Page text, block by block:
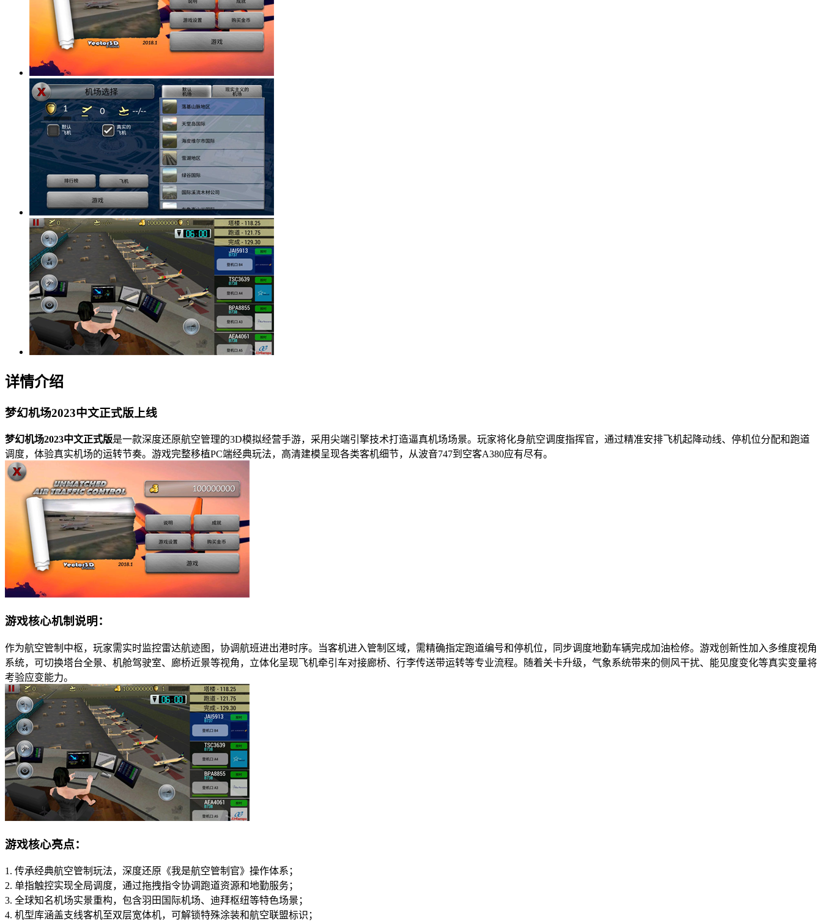
详情介绍
梦幻机场2023中文正式版上线
梦幻机场2023中文正式版是一款深度还原航空管理的3D模拟经营手游，采用尖端引擎技术打造逼真机场场景。玩家将化身航空调度指挥官，通过精准安排飞机起降动线、停机位分配和跑道
调度，体验真实机场的运转节奏。游戏完整移植PC端经典玩法，高清建模呈现各类客机细节，从波音747到空客A380应有尽有。
游戏核心机制说明：
作为航空管制中枢，玩家需实时监控雷达航迹图，协调航班进出港时序。当客机进入管制区域，需精确指定跑道编号和停机位，同步调度地勤车辆完成加油检修。游戏创新性加入多维度视角
系统，可切换塔台全景、机舱驾驶室、廊桥近景等视角，立体化呈现飞机牵引车对接廊桥、行李传送带运转等专业流程。随着关卡升级，气象系统带来的侧风干扰、能见度变化等真实变量将
考验应变能力。
游戏核心亮点：
1. 传承经典航空管制玩法，深度还原《我是航空管制官》操作体系；
2. 单指触控实现全局调度，通过拖拽指令协调跑道资源和地勤服务；
3. 全球知名机场实景重构，包含羽田国际机场、迪拜枢纽等特色场景；
4. 机型库涵盖支线客机至双层宽体机，可解锁特殊涂装和航空联盟标识；